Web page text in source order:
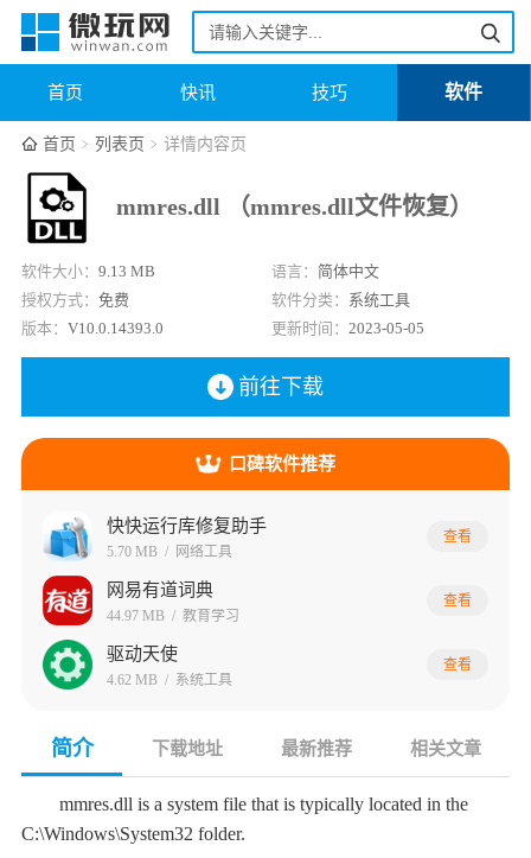
首页 快讯 技巧 软件
首页 列表页 详情内容页
mmres.dll （mmres.dll文件恢复）
软件大小： 9.13 MB 语言： 简体中文
授权方式： 免费 软件分类： 系统工具
版本： V10.0.14393.0 更新时间： 2023-05-05
前往下载
口碑软件推荐
快快运行库修复助手
5.70 MB / 网络工具
查看
网易有道词典
44.97 MB / 教育学习
查看
驱动天使
4.62 MB / 系统工具
查看
简介 下载地址 最新推荐 相关文章
mmres.dll is a system file that is typically located in the
C:\Windows\System32 folder.